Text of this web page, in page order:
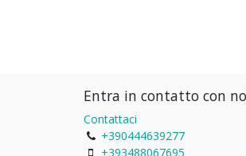
Entra in contatto con
Contattaci
+390444639277
+393488067695